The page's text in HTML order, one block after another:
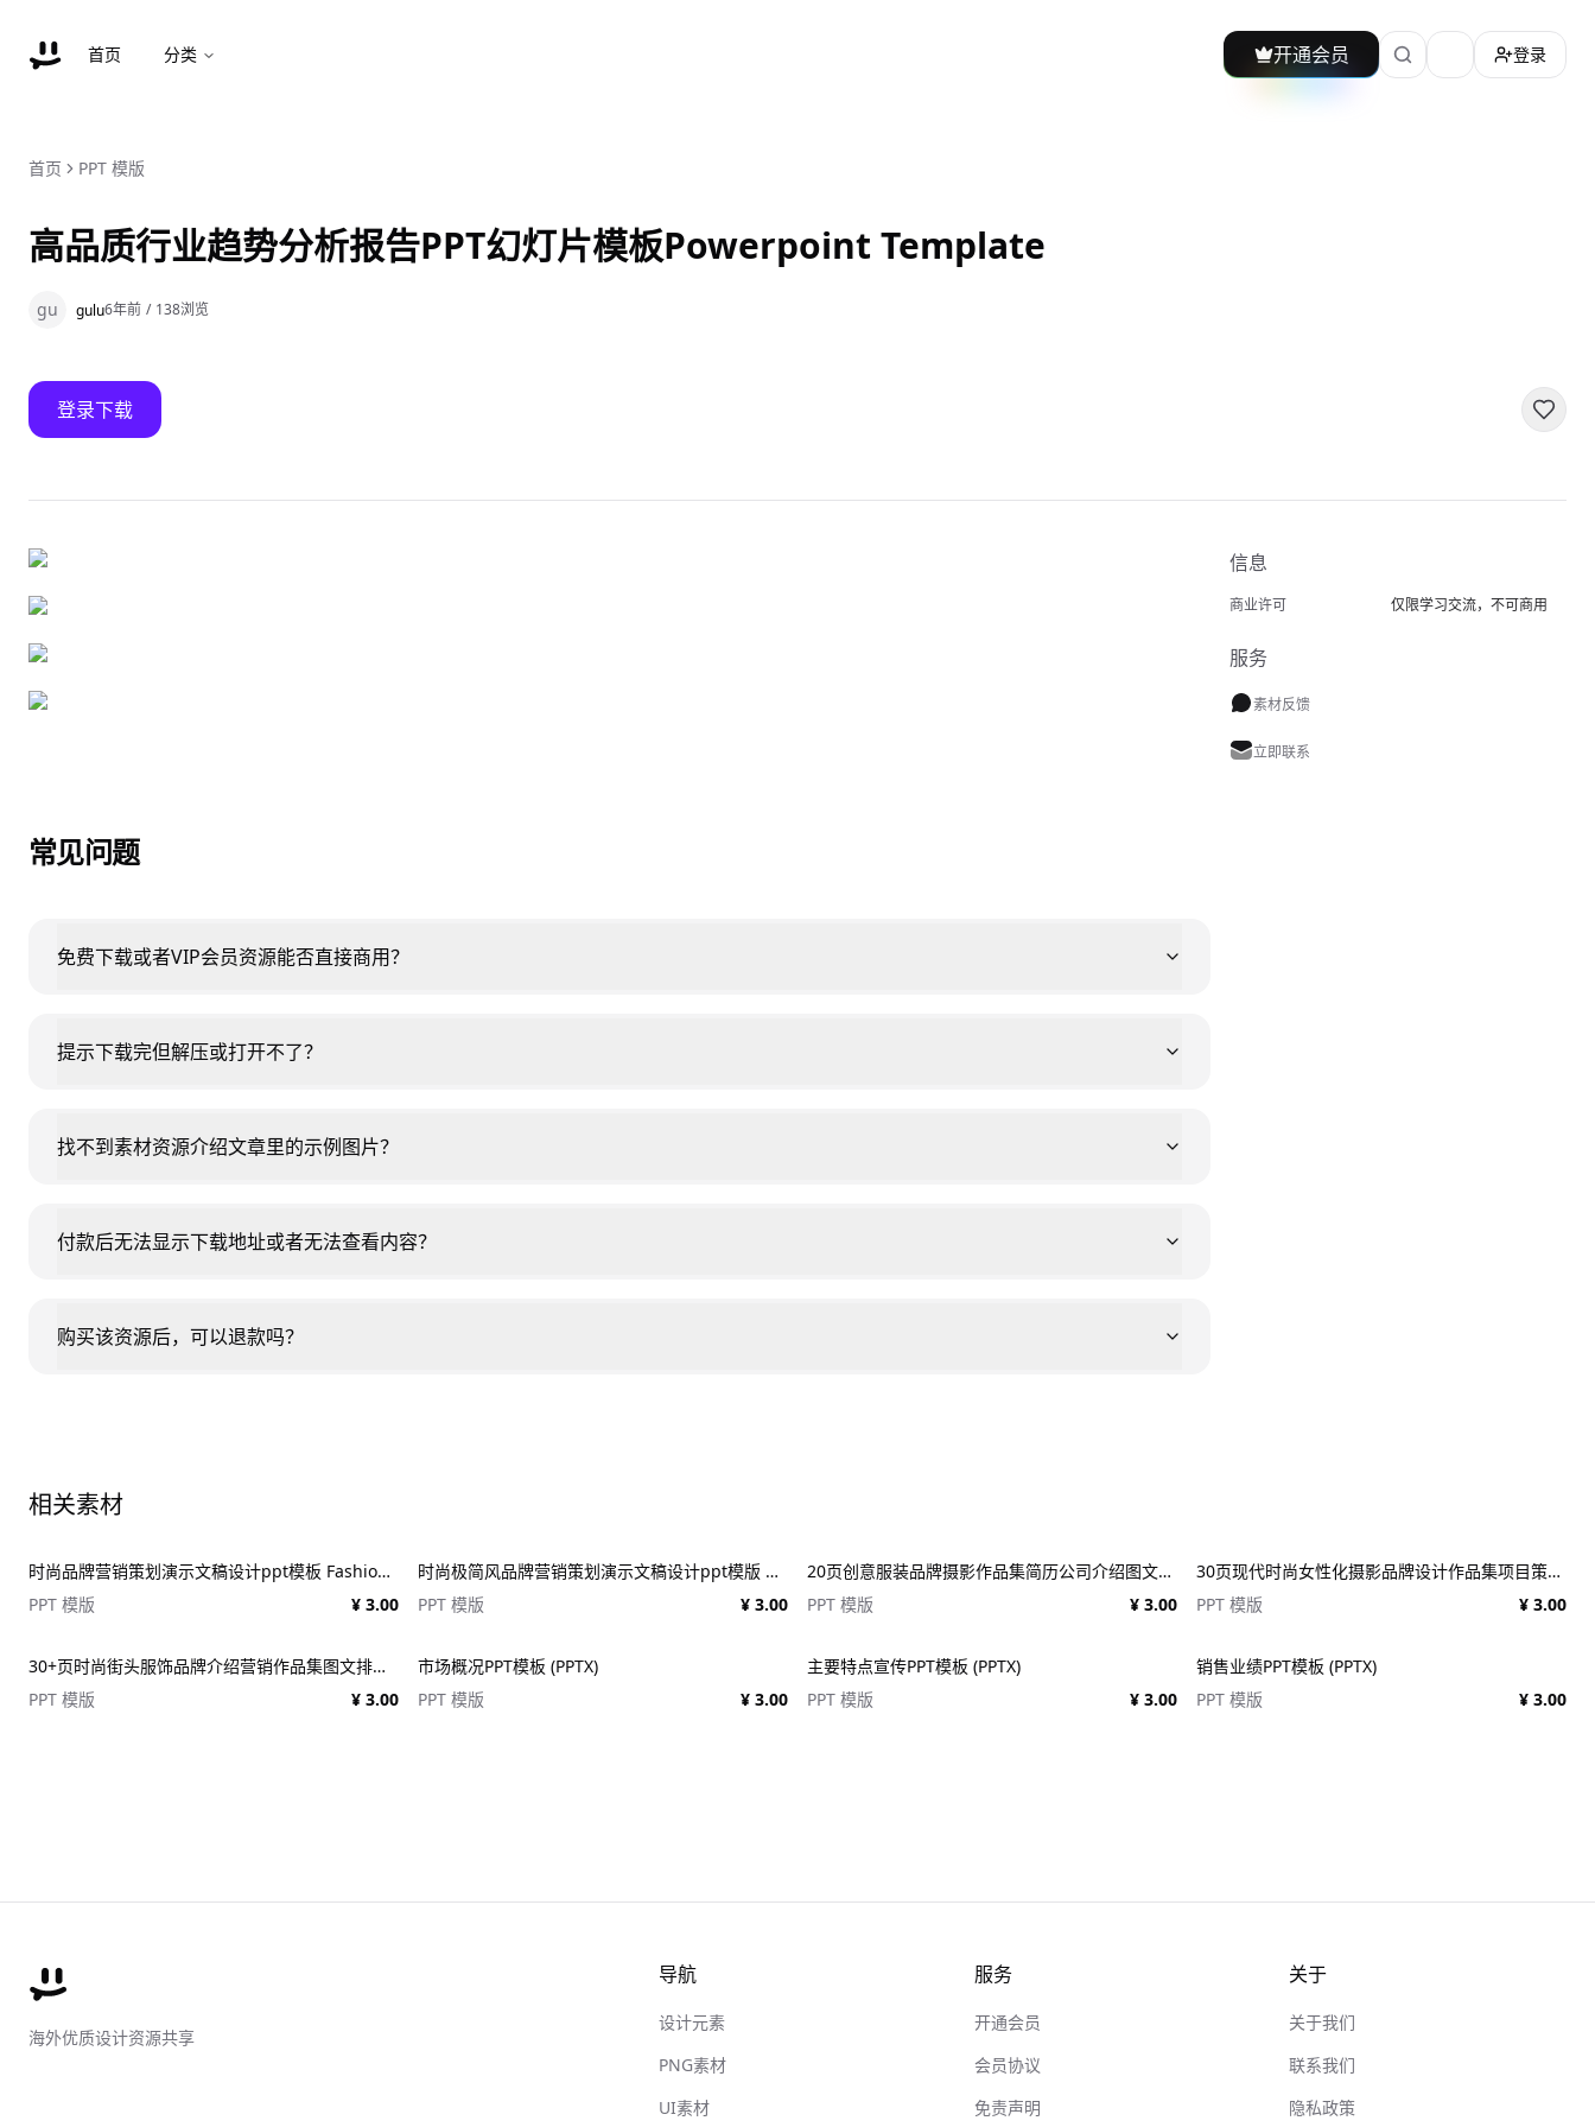
首页 分类 开通会员 加载主题切换
登录
首页 PPT 模版
高品质行业趋势分析报告PPT幻灯片模板Powerpoint Template
gu gulu6年前 / 138浏览
登录下载
常见问题
免费下载或者VIP会员资源能否直接商用？
提示下载完但解压或打开不了？
找不到素材资源介绍文章里的示例图片？
付款后无法显示下载地址或者无法查看内容？
购买该资源后，可以退款吗？
信息
商业许可 仅限学习交流，不可商用
服务
素材反馈
立即联系
相关素材
时尚品牌营销策划演示文稿设计ppt模板 Fashion Presentation PowerPoint Template
PPT 模版
¥ 3.00
时尚极简风品牌营销策划演示文稿设计ppt模版 Assent Brand Strategy Template
PPT 模版
¥ 3.00
20页创意服装品牌摄影作品集简历公司介绍图文排版设计PPT幻灯片模板 Creative Brief PowerPoint Template
PPT 模版
¥ 3.00
30页现代时尚女性化摄影品牌设计作品集项目策划演示文稿PPT模板 Modateka – Brand Kit Powerpoint
PPT 模版
¥ 3.00
30+页时尚街头服饰品牌介绍营销作品集图文排版演示文稿设计PPT/Keynote模板
PPT 模版
¥ 3.00
市场概况PPT模板 (PPTX)
PPT 模版
¥ 3.00
主要特点宣传PPT模板 (PPTX)
PPT 模版
¥ 3.00
销售业绩PPT模板 (PPTX)
PPT 模版
¥ 3.00
海外优质设计资源共享
导航
设计元素
PNG素材
UI素材
服务
开通会员
会员协议
免责声明
关于
关于我们
联系我们
隐私政策